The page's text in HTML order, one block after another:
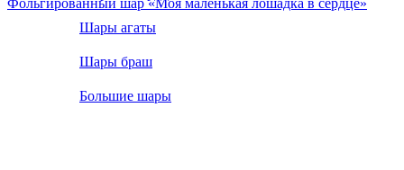
Шары агаты
Шары браш
Большие шары
Фольгированный шар «Моя маленькая лошадка в сердце»